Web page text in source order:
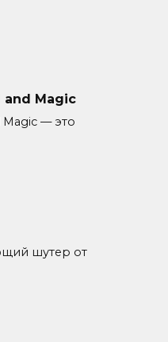
and Magic
Magic — это
шутер от